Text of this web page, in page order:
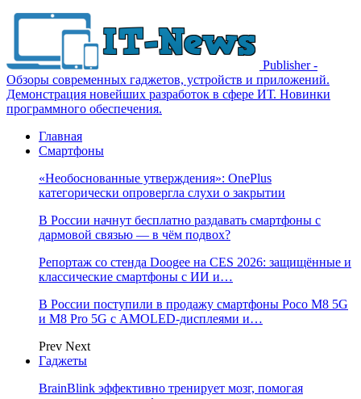
Publisher -
Обзоры современных гаджетов, устройств и приложений.
Демонстрация новейших разработок в сфере ИТ. Новинки
программного обеспечения.
Главная
Смартфоны
«Необоснованные утверждения»: OnePlus
категорически опровергла слухи о закрытии
В России начнут бесплатно раздавать смартфоны с
дармовой связью — в чём подвох?
Репортаж со стенда Doogee на CES 2026: защищённые и
классические смартфоны с ИИ и…
В России поступили в продажу смартфоны Poco M8 5G
и M8 Pro 5G с AMOLED-дисплеями и…
Prev Next
Гаджеты
BrainBlink эффективно тренирует мозг, помогая